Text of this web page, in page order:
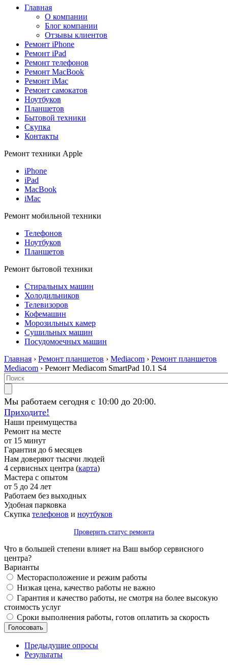
Главная
О компании
Блог компании
Отзывы клиентов
Ремонт iPhone
Ремонт iPad
Ремонт телефонов
Ремонт MacBook
Ремонт iMac
Ремонт самокатов
Ноутбуков
Планшетов
Бытовой техники
Скупка
Контакты
Ремонт техники Apple
iPhone
iPad
MacBook
iMac
Ремонт мобильной техники
Телефонов
Ноутбуков
Планшетов
Ремонт бытовой техники
Стиральных машин
Холодильников
Телевизоров
Кофемашин
Морозильных камер
Сушильных машин
Посудомоечных машин
Главная › Ремонт планшетов › Mediacom › Ремонт планшетов
Mediacom › Ремонт Mediacom SmartPad 10.1 S4
Мы работаем сегодня с 10:00 до 20:00.
Приходите!
Наши преимущества
Ремонт на месте
от 15 минут
Гарантия до 6 месяцев
Нам доверяют тысячи людей
4 сервисных центра (карта)
Мастера с опытом
от 5 до 24 лет
Работаем без выходных
Удобная парковка
Скупка телефонов и ноутбуков
Проверить статус ремонта
Что в большей степени влияет на Ваш выбор сервисного
центра?
Варианты
Месторасположение и режим работы
Низкая цена, качество работы не важно
Гарантия и качество работы, не смотря на более высокую
стоимость услуг
Сроки выполнения работы, готов оплатить за скорость
Предыдущие опросы
Результаты